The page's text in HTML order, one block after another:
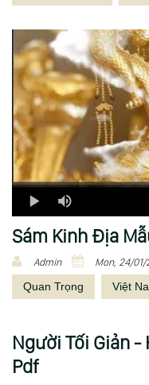
Sám Kinh Địa
Admin Mon, 24/01/
Quan Trọng Việt
Người Tối Giản -
Pdf